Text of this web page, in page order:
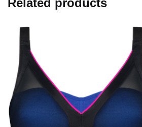
Related products